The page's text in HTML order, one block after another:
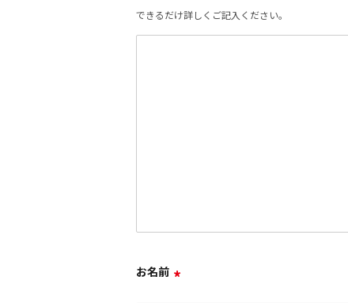
できるだけ詳しくご記入ください。
お名前 *